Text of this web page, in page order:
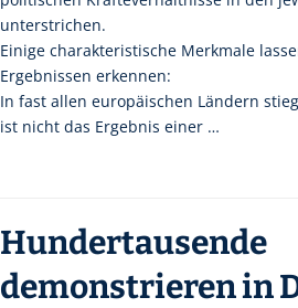
unterstrichen.
Einige charakteristische Merkmale
Ergebnissen erkennen:
In fast allen europäischen Ländern
ist nicht das Ergebnis einer …
Hundertausende
demonstrieren in